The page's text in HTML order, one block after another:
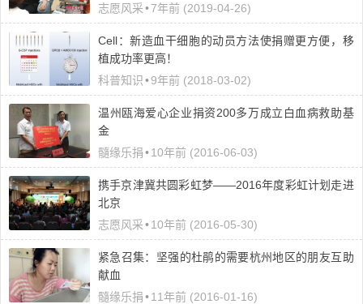
志愿风采•7年前 (2019-04-26)
Cell：新造血干细胞的动员方法使捐赠更方便，移
植成功率更高！
科普知识•9年前 (2018-03-02)
温州瓯海爱心企业捐资200多万成立白血病救助基
金
髓缘乐捐•10年前 (2016-06-03)
携手京津冀共圆彩虹梦——2016年度彩虹计划走进
北京
志愿风采•10年前 (2016-05-30)
紧急召集：坚强的杜鹃的需要杭州地区的朋友互助
献血
髓缘乐捐•11年前 (2016-01-16)